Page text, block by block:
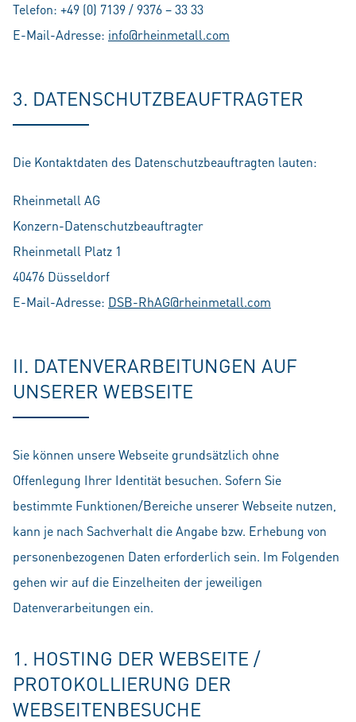
Telefon: +49 (0) 7139 / 9376 – 33 33
E-Mail-Adresse: info@rheinmetall.com
3. DATENSCHUTZBEAUFTRAGTER
Die Kontaktdaten des Datenschutzbeauftragten lauten:
Rheinmetall AG
Konzern-Datenschutzbeauftragter
Rheinmetall Platz 1
40476 Düsseldorf
E-Mail-Adresse: DSB-RhAG@rheinmetall.com
II. DATENVERARBEITUNGEN AUF
UNSERER WEBSEITE
Sie können unsere Webseite grundsätzlich ohne
Offenlegung Ihrer Identität besuchen. Sofern Sie
bestimmte Funktionen/Bereiche unserer Webseite nutzen,
kann je nach Sachverhalt die Angabe bzw. Erhebung von
personenbezogenen Daten erforderlich sein. Im Folgenden
gehen wir auf die Einzelheiten der jeweiligen
Datenverarbeitungen ein.
1. HOSTING DER WEBSEITE /
PROTOKOLLIERUNG DER
WEBSEITENBESUCHE